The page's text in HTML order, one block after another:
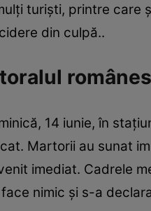
turiști, printre care
din culpă..
14 iunie, în
Martorii au sunat
imediat. Cadrele
nimic și s-a